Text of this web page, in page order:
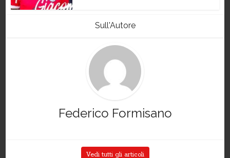
Sull'Autore
Federico Formisano
Vedi tutti gli articoli